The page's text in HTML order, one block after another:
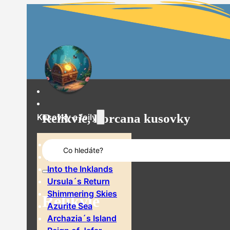
Relikvie, Lorcana kusovky
Search
...
Relikvie
Kusovky a foily
Rise of the Floodborn
Into the Inklands
Ursula´s Return
Shimmering Skies
Azurite Sea
Archazia´s Island